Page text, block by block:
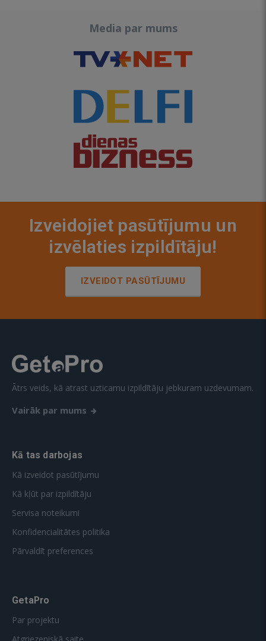
Media par mums
Izveidojiet pasūtījumu un
izvēlaties izpildītāju!
IZVEIDOT PASŪTĪJUMU
Ātrs veids, kā atrast uzticamu izpildītāju jebkuram uzdevumam.
Vairāk par mums
Kā tas darbojas
Kā izveidot pasūtījumu
Kā kļūt par izpildītāju
Servisa noteikumi
Konfidencialitātes politika
Pārvaldīt preferences
GetaPro
Par projektu